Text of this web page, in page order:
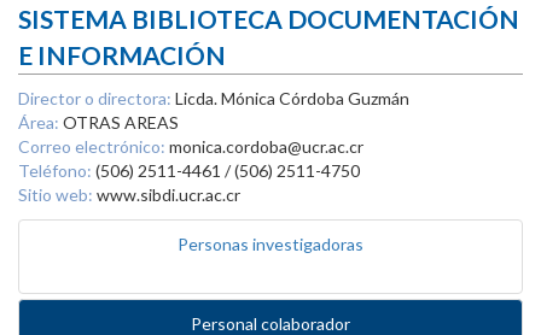
SISTEMA BIBLIOTECA DOCUMENTACIÓN
E INFORMACIÓN
Director o directora: Licda. Mónica Córdoba Guzmán
Área: OTRAS AREAS
Correo electrónico: monica.cordoba@ucr.ac.cr
Teléfono: (506) 2511-4461 / (506) 2511-4750
Sitio web: www.sibdi.ucr.ac.cr
Personas investigadoras
Personal colaborador